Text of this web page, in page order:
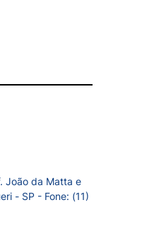
João da Matta e
- SP - Fone: (11)